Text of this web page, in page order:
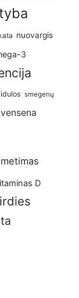
nuovargis
3
smegenų
D